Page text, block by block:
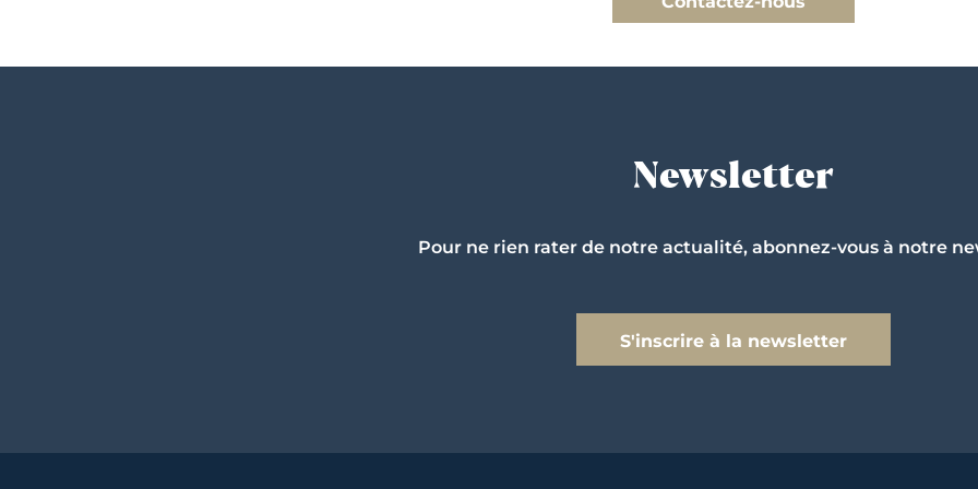
Newsletter
Pour ne rien rater de notre actualité, abonnez-vous à notre
S'inscrire à la newsletter